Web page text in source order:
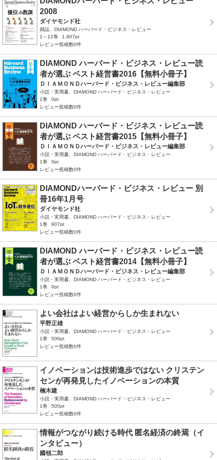
2008
ダイヤモンド社
雑誌、DIAMOND ハーバード・ビジネス・レビュー
1～12巻
1,907pt
レビュー投稿数0件
DIAMOND ハーバード・ビジネス・レビュー読
者が選ぶ ベスト経営書2016【無料小冊子】
ＤＩＡＭＯＮＤハーバード・ビジネス・レビュー編集部
小説・実用書、DIAMOND ハーバード・ビジネス・レビュー
1巻
0pt
レビュー投稿数0件
DIAMOND ハーバード・ビジネス・レビュー読
者が選ぶ ベスト経営書2015【無料小冊子】
ＤＩＡＭＯＮＤハーバード・ビジネス・レビュー編集部
小説・実用書、DIAMOND ハーバード・ビジネス・レビュー
1巻
0pt
レビュー投稿数0件
DIAMONDハーバード・ビジネス・レビュー 別
冊16年1月号
ダイヤモンド社
小説・実用書、DIAMOND ハーバード・ビジネス・レビュー
1巻
907pt
レビュー投稿数0件
DIAMOND ハーバード・ビジネス・レビュー読
者が選ぶ ベスト経営書2014【無料小冊子】
ＤＩＡＭＯＮＤハーバード・ビジネス・レビュー編集部
小説・実用書、DIAMOND ハーバード・ビジネス・レビュー
1巻
0pt
レビュー投稿数0件
よい会社はよい経営からしか生まれない
平野正雄
小説・実用書、DIAMOND ハーバード・ビジネス・レビュー
1巻
500pt
レビュー投稿数0件
イノベーションは技術進歩ではない クリステン
センが再発見したイノベーションの本質
楠木建
小説・実用書、DIAMOND ハーバード・ビジネス・レビュー
1巻
500pt
レビュー投稿数0件
情報がつながり続ける時代 匿名経済の終焉（イ
ンタビュー）
國領二郎